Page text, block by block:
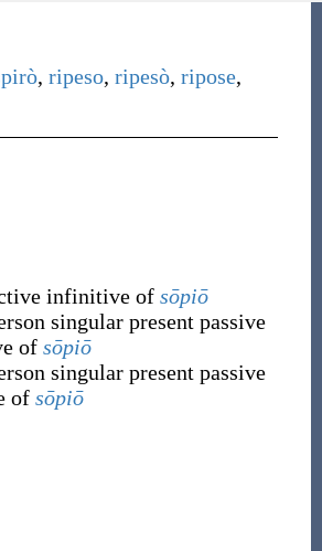
, ripeso, ripesò, ripose,
infinitive of sōpiō
singular present passive
of sōpiō
singular present passive
of sōpiō